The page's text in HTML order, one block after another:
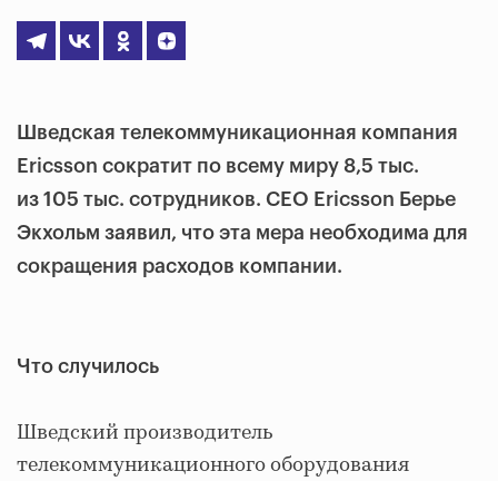
Шведская телекоммуникационная компания
Ericsson сократит по всему миру 8,5 тыс.
из 105 тыс. сотрудников. СЕО Ericsson Берье
Экхольм заявил, что эта мера необходима для
сокращения расходов компании.
Что случилось
Шведский производитель
телекоммуникационного оборудования